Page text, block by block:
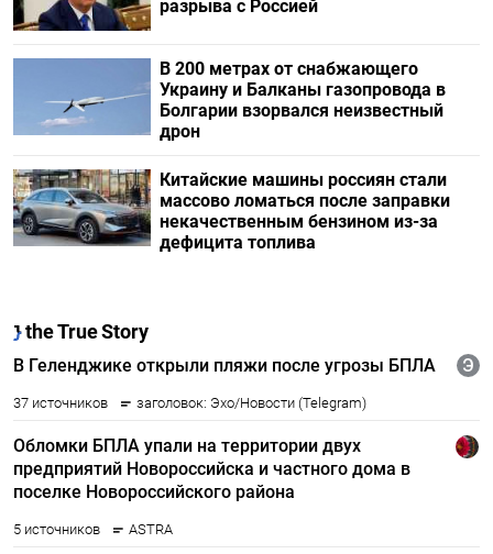
разрыва с Россией
В 200 метрах от снабжающего
Украину и Балканы газопровода в
Болгарии взорвался неизвестный
дрон
Китайские машины россиян стали
массово ломаться после заправки
некачественным бензином из-за
дефицита топлива